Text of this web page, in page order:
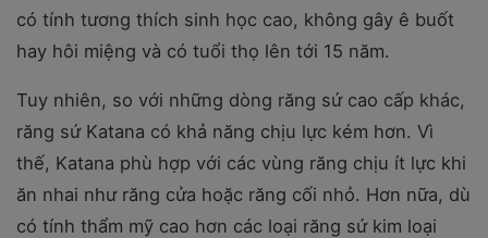
có tính tương thích sinh học cao, không gây ê buốt
hay hôi miệng và có tuổi thọ lên tới 15 năm.
Tuy nhiên, so với những dòng răng sứ cao cấp khác,
răng sứ Katana có khả năng chịu lực kém hơn. Vì
thế, Katana phù hợp với các vùng răng chịu ít lực khi
ăn nhai như răng cửa hoặc răng cối nhỏ. Hơn nữa, dù
có tính thẩm mỹ cao hơn các loại răng sứ kim loại